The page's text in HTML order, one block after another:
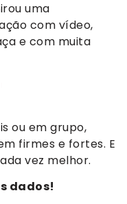
uma
com vídeo,
e com muita
ou em grupo,
firmes e fortes. E
vez melhor.
dados!